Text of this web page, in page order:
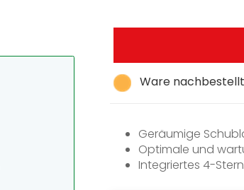
Ware
Geräumige
Optimale und
Integriertes 4-